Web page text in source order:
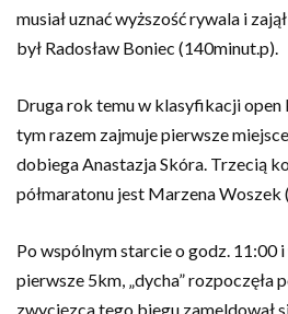
musiał uznać wyższość rywala i
był Radosław Boniec (140minut.p).
Druga rok temu w klasyfikacji
tym razem zajmuje pierwsze
dobiega Anastazja Skóra. Trzecią
półmaratonu jest Marzena Woszek
Po wspólnym starcie o godz. 11:00
pierwsze 5km, „dycha” rozpoczęła
zwycięzca tego biegu zameldował